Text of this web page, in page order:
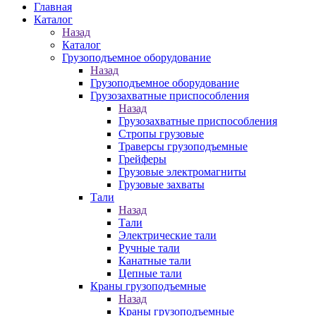
Главная
Каталог
Назад
Каталог
Грузоподъемное оборудование
Назад
Грузоподъемное оборудование
Грузозахватные приспособления
Назад
Грузозахватные приспособления
Стропы грузовые
Траверсы грузоподъемные
Грейферы
Грузовые электромагниты
Грузовые захваты
Тали
Назад
Тали
Электрические тали
Ручные тали
Канатные тали
Цепные тали
Краны грузоподъемные
Назад
Краны грузоподъемные